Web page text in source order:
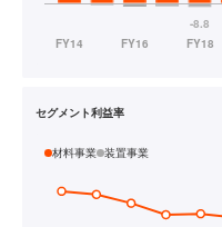
セグメント利益率
材料事業 装置事業